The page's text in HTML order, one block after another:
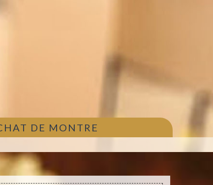
DE MONTRE